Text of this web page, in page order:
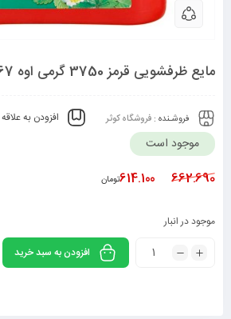
مایع ظرفشویی قرمز 3750 گرمی اوه 6260010507867
فروشـنده : فروشگاه کوثر افزودن به
موجود است
662.690
614.100تومان
موجود در انبار
افزودن به سبد خرید